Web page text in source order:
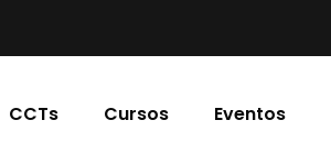
CCTs Cursos Eventos